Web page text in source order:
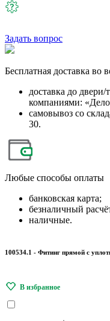
Задать вопрос
Бесплатная доставка во
доставка до
компаниями:
самовывоз со
30.
Любые способы оплаты
банковская карта;
безналичный
наличные.
100534.1 - Фитинг прямой с